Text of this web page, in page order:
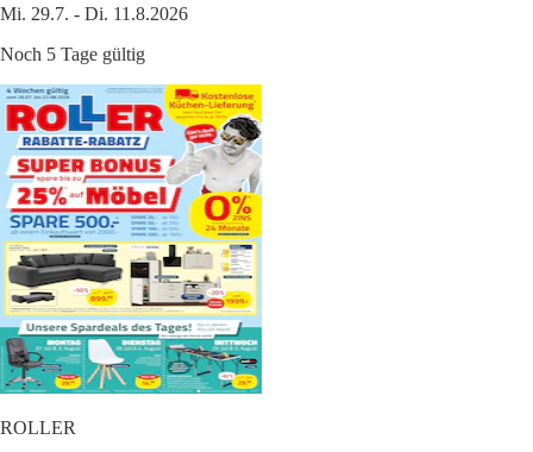
Mi. 29.7. - Di. 11.8.2026
Noch 5 Tage gültig
ROLLER